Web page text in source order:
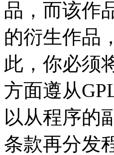
品，而该作
的衍生作品
此，你必须
方面遵从
以从程序的
条款再分发